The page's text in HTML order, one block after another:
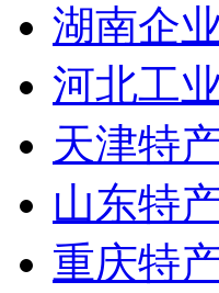
湖南企
河北工
天津特
山东特
重庆特